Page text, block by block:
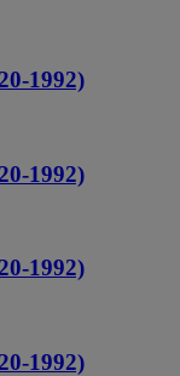
1992)
1992)
1992)
1992)